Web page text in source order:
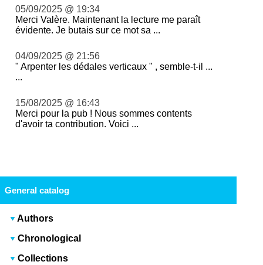
05/09/2025 @ 19:34
Merci Valère. Maintenant la lecture me paraît
évidente. Je butais sur ce mot sa ...
04/09/2025 @ 21:56
" Arpenter les dédales verticaux " , semble-t-il ...
...
15/08/2025 @ 16:43
Merci pour la pub ! Nous sommes contents
d'avoir ta contribution. Voici ...
General catalog
Authors
Chronological
Collections